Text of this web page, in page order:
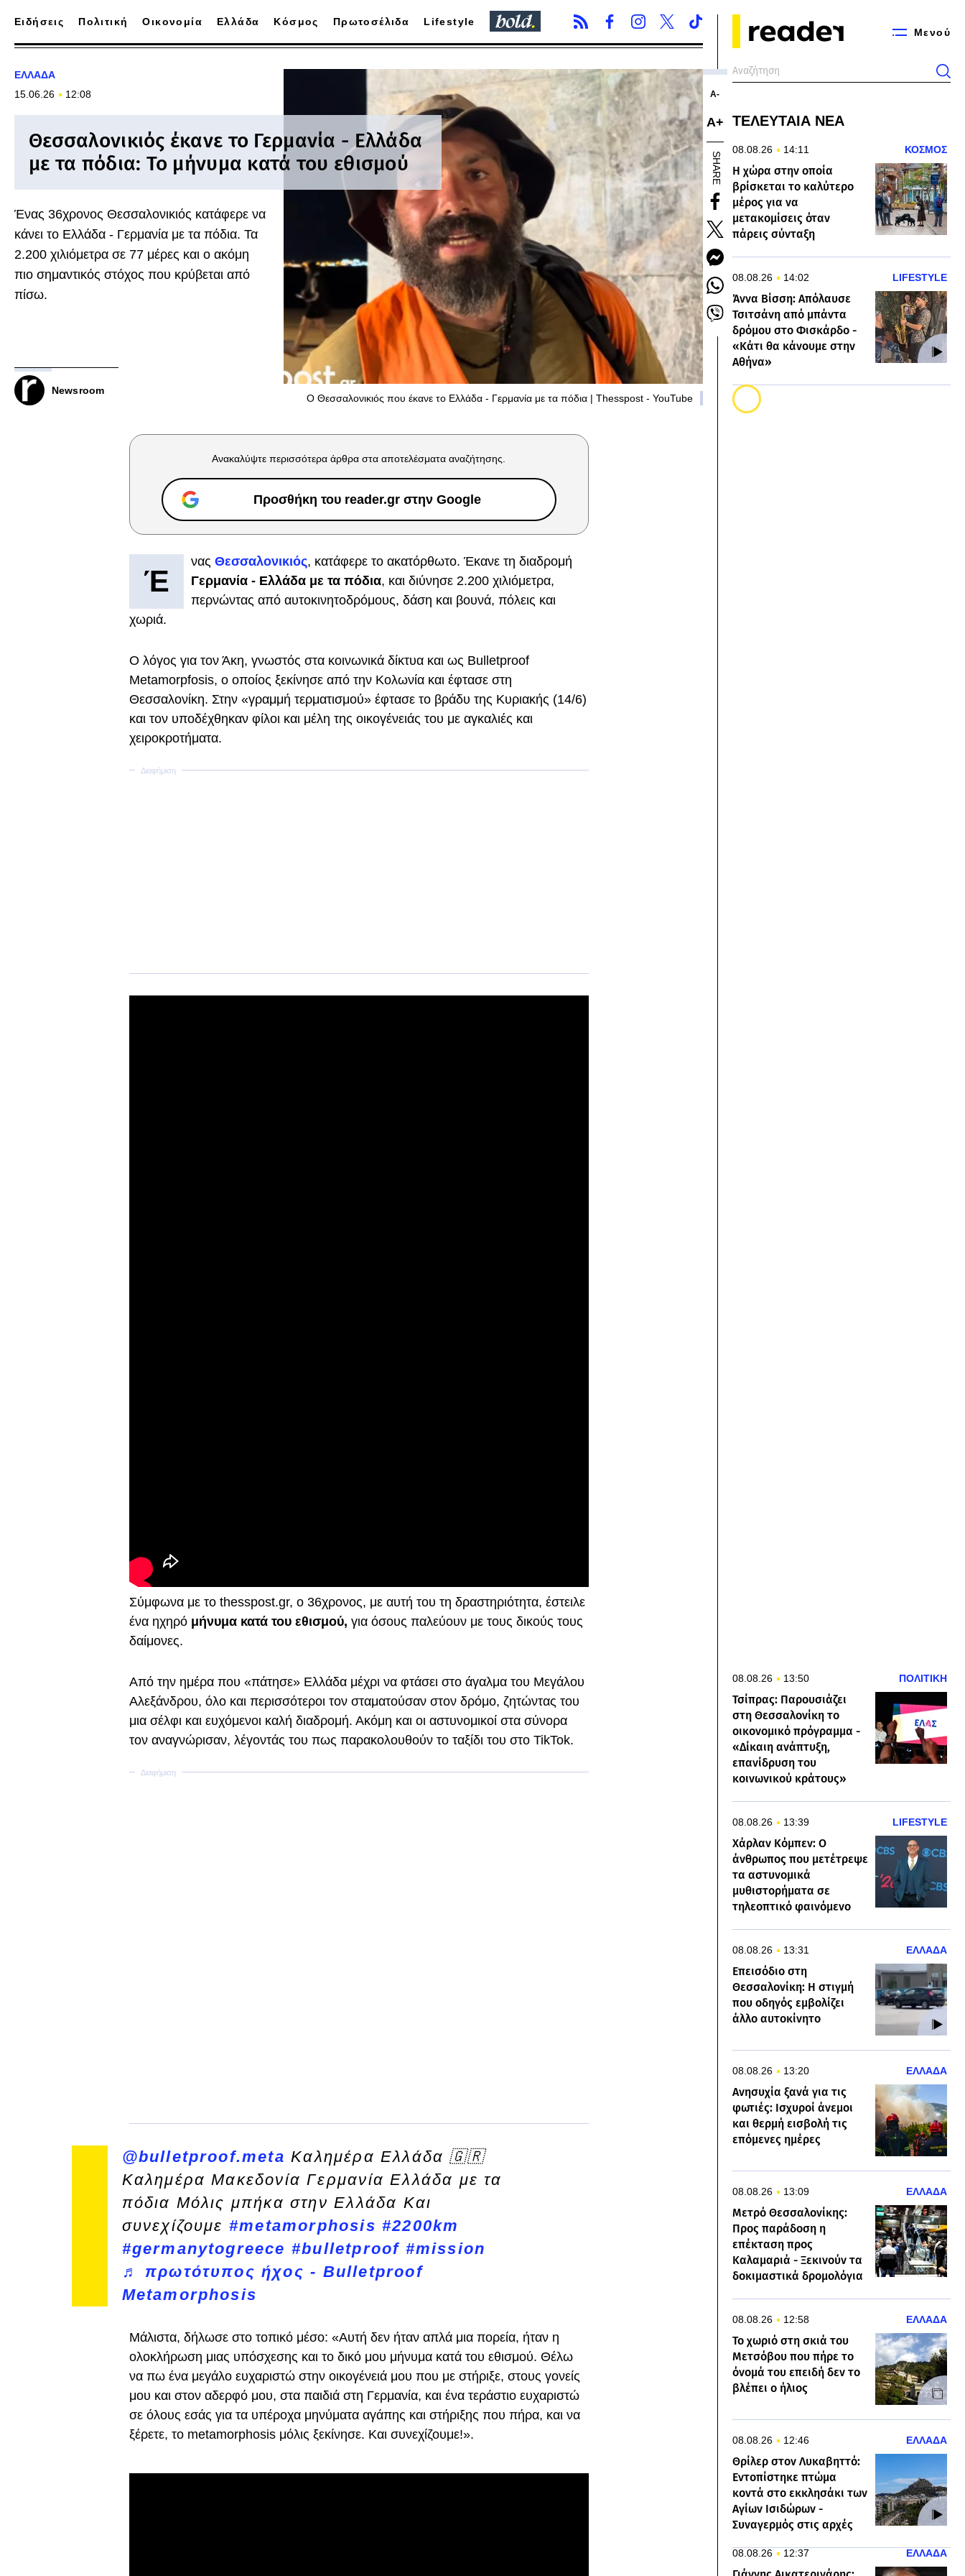
Μενού
Ειδήσεις Πολιτική Οικονομία Ελλάδα Κόσμος Πρωτοσέλιδα Lifestyle
ΕΛΛΑΔΑ
15.06.26
12:08
Θεσσαλονικιός έκανε το Γερμανία - Ελλάδα
με τα πόδια: Το μήνυμα κατά του εθισμού
Ένας 36χρονος Θεσσαλονικιός κατάφερε να
κάνει το Ελλάδα - Γερμανία με τα πόδια. Τα
2.200 χιλιόμετρα σε 77 μέρες και ο ακόμη
πιο σημαντικός στόχος που κρύβεται από
πίσω.
Newsroom
Ο Θεσσαλονικιός που έκανε το Ελλάδα - Γερμανία με τα πόδια | Thesspost - YouTube
Α-
Α+
SHARE
Ανακαλύψτε περισσότερα άρθρα στα αποτελέσματα αναζήτησης.
Προσθήκη του reader.gr στην Google
Έ
νας Θεσσαλονικιός, κατάφερε το ακατόρθωτο. Έκανε τη διαδρομή
Γερμανία - Ελλάδα με τα πόδια, και διύνησε 2.200 χιλιόμετρα,
περνώντας από αυτοκινητοδρόμους, δάση και βουνά, πόλεις και
χωριά.
Ο λόγος για τον Άκη, γνωστός στα κοινωνικά δίκτυα και ως Bulletproof
Metamorpfosis, ο οποίος ξεκίνησε από την Κολωνία και έφτασε στη
Θεσσαλονίκη. Στην «γραμμή τερματισμού» έφτασε το βράδυ της Κυριακής (14/6)
και τον υποδέχθηκαν φίλοι και μέλη της οικογένειάς του με αγκαλιές και
χειροκροτήματα.
Σύμφωνα με το thesspost.gr, ο 36χρονος, με αυτή του τη δραστηριότητα, έστειλε
ένα ηχηρόμήνυμα κατά του εθισμού, για όσους παλεύουν με τους δικούς τους
δαίμονες.
Από την ημέρα που «πάτησε» Ελλάδα μέχρι να φτάσει στο άγαλμα του Μεγάλου
Αλεξάνδρου, όλο και περισσότεροι τον σταματούσαν στον δρόμο, ζητώντας του
μια σέλφι και ευχόμενοι καλή διαδρομή. Ακόμη και οι αστυνομικοί στα σύνορα
τον αναγνώρισαν, λέγοντάς του πως παρακολουθούν το ταξίδι του στο TikTok.
@bulletproof.meta Καλημέρα Ελλάδα 🇬🇷
Καλημέρα Μακεδονία Γερμανία Ελλάδα με τα
πόδια Μόλις μπήκα στην Ελλάδα Και
συνεχίζουμε #metamorphosis #2200km
#germanytogreece #bulletproof #mission
♬ πρωτότυπος ήχος - Bulletproof
Metamorphosis
Μάλιστα, δήλωσε στο τοπικό μέσο: «Αυτή δεν ήταν απλά μια πορεία, ήταν η
ολοκλήρωση μιας υπόσχεσης και το δικό μου μήνυμα κατά του εθισμού. Θέλω
να πω ένα μεγάλο ευχαριστώ στην οικογένειά μου που με στήριξε, στους γονείς
μου και στον αδερφό μου, στα παιδιά στη Γερμανία, και ένα τεράστιο ευχαριστώ
σε όλους εσάς για τα υπέροχα μηνύματα αγάπης και στήριξης που πήρα, και να
ξέρετε, το metamorphosis μόλις ξεκίνησε. Και συνεχίζουμε!».
ΤΕΛΕΥΤΑΙΑ ΝΕΑ
08.08.26 14:11 ΚΟΣΜΟΣ
Η χώρα στην οποία
βρίσκεται το καλύτερο
μέρος για να
μετακομίσεις όταν
πάρεις σύνταξη
08.08.26 14:02 LIFESTYLE
Άννα Βίσση: Απόλαυσε
Τσιτσάνη από μπάντα
δρόμου στο Φισκάρδο -
«Κάτι θα κάνουμε στην
Αθήνα»
08.08.26 13:50 ΠΟΛΙΤΙΚΗ
Τσίπρας: Παρουσιάζει
στη Θεσσαλονίκη το
οικονομικό πρόγραμμα -
«Δίκαιη ανάπτυξη,
επανίδρυση του
κοινωνικού κράτους»
08.08.26 13:39 LIFESTYLE
Χάρλαν Κόμπεν: Ο
άνθρωπος που μετέτρεψε
τα αστυνομικά
μυθιστορήματα σε
τηλεοπτικό φαινόμενο
08.08.26 13:31 ΕΛΛΑΔΑ
Επεισόδιο στη
Θεσσαλονίκη: Η στιγμή
που οδηγός εμβολίζει
άλλο αυτοκίνητο
08.08.26 13:20 ΕΛΛΑΔΑ
Ανησυχία ξανά για τις
φωτιές: Ισχυροί άνεμοι
και θερμή εισβολή τις
επόμενες ημέρες
08.08.26 13:09 ΕΛΛΑΔΑ
Μετρό Θεσσαλονίκης:
Προς παράδοση η
επέκταση προς
Καλαμαριά - Ξεκινούν τα
δοκιμαστικά δρομολόγια
08.08.26 12:58 ΕΛΛΑΔΑ
Το χωριό στη σκιά του
Μετσόβου που πήρε το
όνομά του επειδή δεν το
βλέπει ο ήλιος
08.08.26 12:46 ΕΛΛΑΔΑ
Θρίλερ στον Λυκαβηττό:
Εντοπίστηκε πτώμα
κοντά στο εκκλησάκι των
Αγίων Ισιδώρων -
Συναγερμός στις αρχές
08.08.26 12:37 ΕΛΛΑΔΑ